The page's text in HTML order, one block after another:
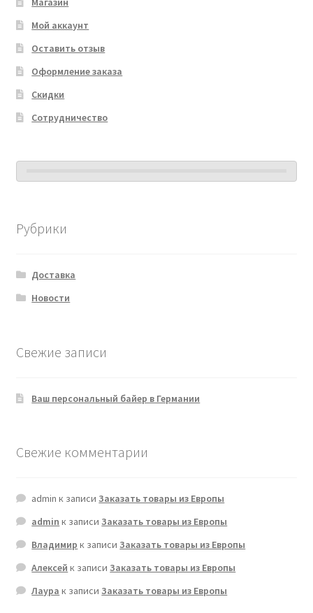
Мой аккаунт
Оставить отзыв
Оформление заказа
Скидки
Сотрудничество
Рубрики
Доставка
Новости
Свежие записи
Ваш персональный байер в Германии
Свежие комментарии
admin к записиЗаказать товары из Европы
admin к записиЗаказать товары из Европы
Владимир к записиЗаказать товары из Европы
Алексей к записиЗаказать товары из Европы
Лаура к записиЗаказать товары из Европы